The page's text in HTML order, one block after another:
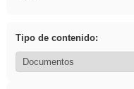
Tipo de contenido: